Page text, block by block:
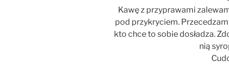
Kawę z przyprawami
pod przykryciem.
kto chce to sobie dosładza.
nią